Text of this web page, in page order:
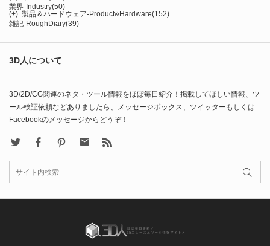
業界-Industry(50)
(+) 製品＆ハードウェア-Product&Hardware(152)
雑記-RoughDiary(39)
3D人について
3D/2D/CG関連のネタ・ツール情報をほぼ毎日紹介！掲載してほしい情報、ツ
ール検証依頼などありましたら、メッセージボックス、ツイッターもしくは
Facebookのメッセージからどうぞ！
FacebookPinterest Contact